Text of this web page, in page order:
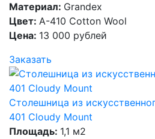
Материал: Grandex
Цвет: A-410 Cotton Wool
Цена: 13 000 рублей
Заказать
Столешница из
401 Cloudy Mount
Площадь: 1,1 м2